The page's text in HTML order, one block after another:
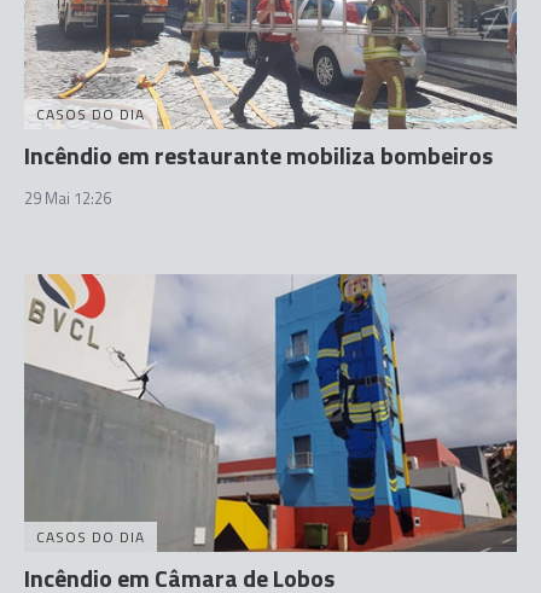
CASOS DO DIA
Incêndio em restaurante mobiliza bombeiros
29 Mai 12:26
CASOS DO DIA
Incêndio em Câmara de Lobos